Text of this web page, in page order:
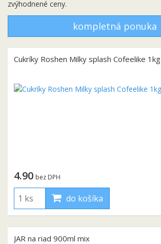
zvýhodnené ceny.
kompletná ponuka
Cukríky Roshen Milky splash Cofeelike 1kg
4.90 bez DPH
do košíka
JAR na riad 900ml mix